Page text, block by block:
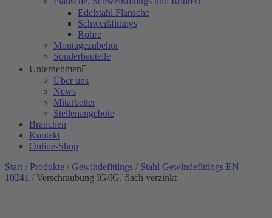
Edelstahl Flansche
Schweißfittings
Rohre
Montagezubehör
Sonderbauteile
Unternehmen
Über uns
News
Mitarbeiter
Stellenangebote
Branchen
Kontakt
Online-Shop
Start / Produkte / Gewindefittings / Stahl Gewindefittings EN
10241 / Verschraubung IG/IG, flach verzinkt